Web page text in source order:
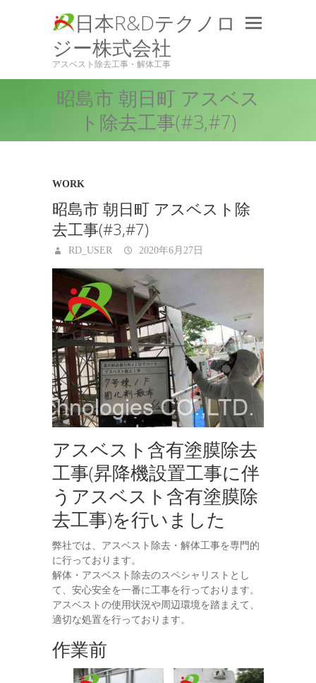
日本R&Dテクノロ
ジー株式会社
アスベスト除去工事・解体工事
昭島市 朝日町 アスベス
ト除去工事(#3,#7)
WORK
昭島市 朝日町 アスベスト除
去工事(#3,#7)
RD_USER 2020年6月27日
アスベスト含有塗膜除去
工事(昇降機設置工事に伴
うアスベスト含有塗膜除
去工事)を行いました
弊社では、アスベスト除去・解体工事を専門的
に行っております。
解体・アスベスト除去のスペシャリストとし
て、安心安全を一番に工事を行っております。
アスベストの使用状況や周辺環境を踏まえて、
適切な処置を行っております。
作業前